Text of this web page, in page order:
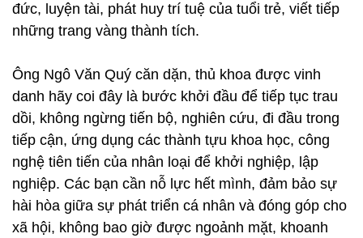
đức, luyện tài, phát huy trí tuệ của tuổi trẻ, viết tiếp
những trang vàng thành tích.
Ông Ngô Văn Quý căn dặn, thủ khoa được vinh
danh hãy coi đây là bước khởi đầu để tiếp tục trau
dồi, không ngừng tiến bộ, nghiên cứu, đi đầu trong
tiếp cận, ứng dụng các thành tựu khoa học, công
nghệ tiên tiến của nhân loại để khởi nghiệp, lập
nghiệp. Các bạn cần nỗ lực hết mình, đảm bảo sự
hài hòa giữa sự phát triển cá nhân và đóng góp cho
xã hội, không bao giờ được ngoảnh mặt, khoanh